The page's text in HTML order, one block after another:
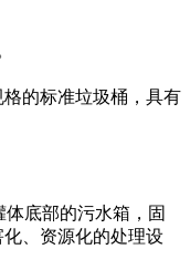
的标准垃圾桶，具有
底部的污水箱，固
、资源化的处理设